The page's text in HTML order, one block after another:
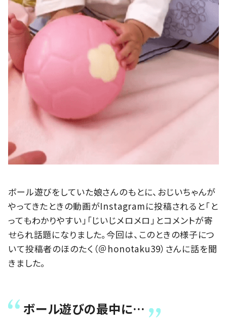
ボール遊びをしていた娘さんのもとに、おじいちゃんが
やってきたときの動画がInstagramに投稿されると「と
ってもわかりやすい」「じいじメロメロ」とコメントが寄
せられ話題になりました。今回は、このときの様子につ
いて投稿者のほのたく（＠honotaku39）さんに話を聞
きました。
ボール遊びの最中に…